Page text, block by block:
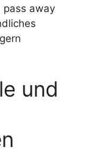
pass away
und